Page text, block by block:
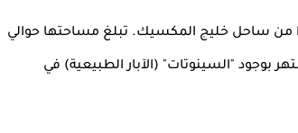
بوجود "السينوتات" (الآبار الطبيعية) في